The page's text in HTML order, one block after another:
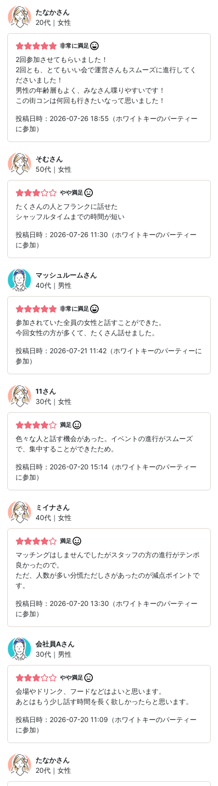
たなかさん
20代｜女性
非常に満足
2回参加させてもらいました！
2回とも、とてもいい会で運営さんもスムーズに進行してく
ださいました！
男性の年齢層もよく、みなさん喋りやすいです！
この街コンは何回も行きたいなって思いました！
投稿日時：2026-07-26 18:55（ホワイトキーのパーティー
に参加）
そむさん
50代｜女性
やや満足
たくさんの人とフランクに話せた
シャッフルタイムまでの時間が短い
投稿日時：2026-07-26 11:30（ホワイトキーのパーティー
に参加）
マッシュルームさん
40代｜男性
非常に満足
参加されていた全員の女性と話すことができた。
今回女性の方が多くて、たくさん話せました。
投稿日時：2026-07-21 11:42（ホワイトキーのパーティーに
参加）
11さん
30代｜女性
満足
色々な人と話す機会があった。イベントの進行がスムーズ
で、集中することができたため。
投稿日時：2026-07-20 15:14（ホワイトキーのパーティー
に参加）
ミイナさん
40代｜女性
満足
マッチングはしませんでしたがスタッフの方の進行がテンポ
良かったので。
ただ、人数が多い分慌ただしさがあったのが減点ポイントで
す。
投稿日時：2026-07-20 13:30（ホワイトキーのパーティー
に参加）
会社員Aさん
30代｜男性
やや満足
会場やドリンク、フードなどはよいと思います。
あとはもう少し話す時間を長く欲しかったらと思います。
投稿日時：2026-07-20 11:09（ホワイトキーのパーティー
に参加）
たなかさん
20代｜女性